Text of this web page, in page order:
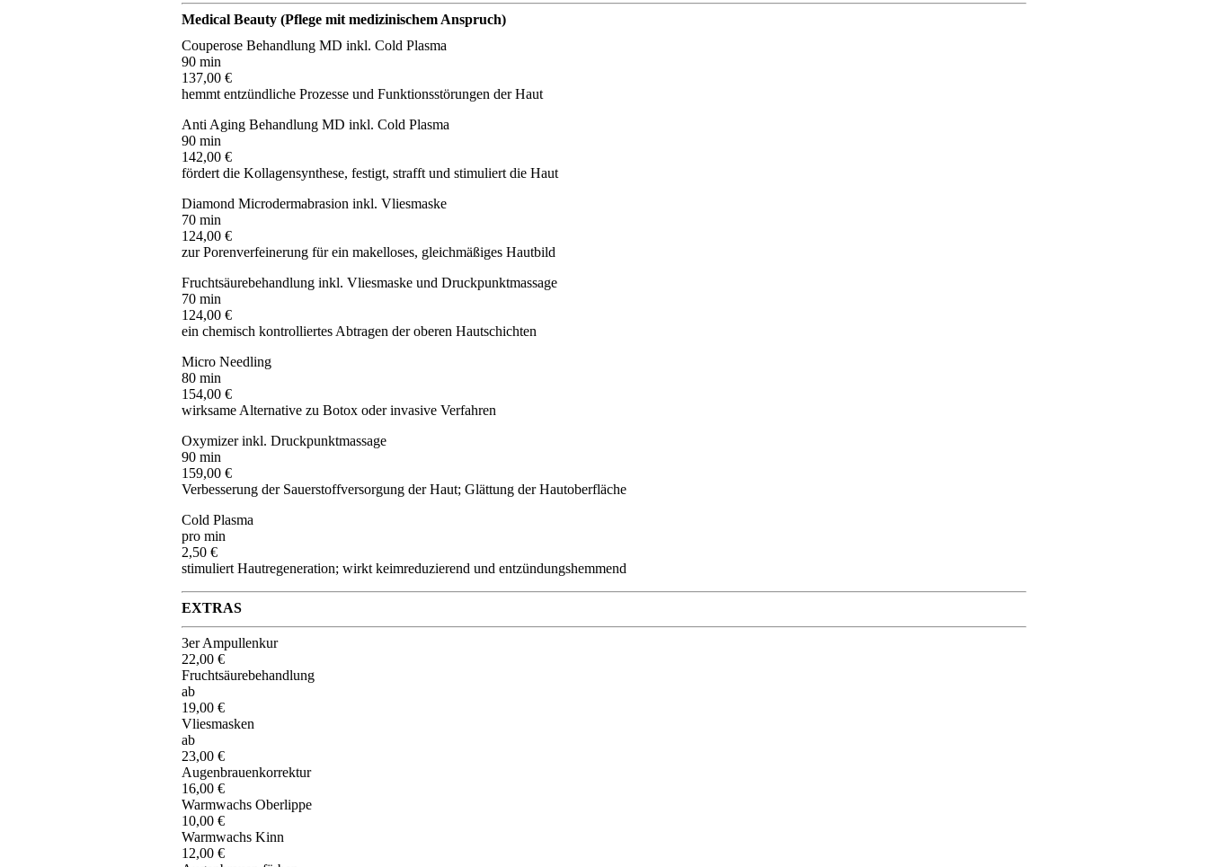
Medical Beauty (Pflege mit medizinischem Anspruch)
Couperose Behandlung MD inkl. Cold Plasma
90 min
137,00 €
hemmt entzündliche Prozesse und Funktionsstörungen der Haut
Anti Aging Behandlung MD inkl. Cold Plasma
90 min
142,00 €
fördert die Kollagensynthese, festigt, strafft und stimuliert die Haut
Diamond Microdermabrasion inkl. Vliesmaske
70 min
124,00 €
zur Porenverfeinerung für ein makelloses, gleichmäßiges Hautbild
Fruchtsäurebehandlung inkl. Vliesmaske und Druckpunktmassage
70 min
124,00 €
ein chemisch kontrolliertes Abtragen der oberen Hautschichten
Micro Needling
80 min
154,00 €
wirksame Alternative zu Botox oder invasive Verfahren
Oxymizer inkl. Druckpunktmassage
90 min
159,00 €
Verbesserung der Sauerstoffversorgung der Haut; Glättung der Hautoberfläche
Cold Plasma
pro min
2,50 €
stimuliert Hautregeneration; wirkt keimreduzierend und entzündungshemmend
EXTRAS
3er Ampullenkur
22,00 €
Fruchtsäurebehandlung
ab
19,00 €
Vliesmasken
ab
23,00 €
Augenbrauenkorrektur
16,00 €
Warmwachs Oberlippe
10,00 €
Warmwachs Kinn
12,00 €